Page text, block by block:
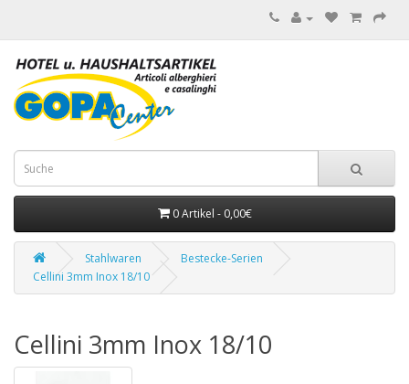
0 Artikel - 0,00€
Stahlwaren
Bestecke-Serien
Cellini 3mm Inox 18/10
Cellini 3mm Inox 18/10